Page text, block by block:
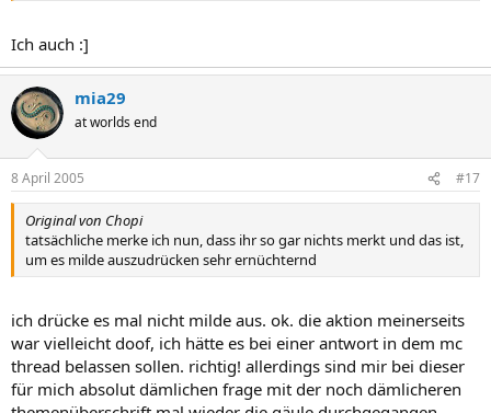
Ich auch :]
mia29
at worlds end
8 April 2005 #17
Original von Chopi
tatsächliche merke ich nun, dass ihr so gar nichts merkt und das ist,
um es milde auszudrücken sehr ernüchternd
ich drücke es mal nicht milde aus. ok. die aktion meinerseits
war vielleicht doof, ich hätte es bei einer antwort in dem mc
thread belassen sollen. richtig! allerdings sind mir bei dieser
für mich absolut dämlichen frage mit der noch dämlicheren